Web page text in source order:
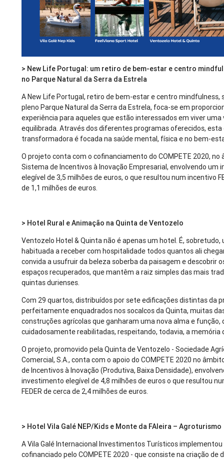
> New Life Portugal: um retiro de bem-estar e centro
no Parque Natural da Serra da Estrela
A New Life Portugal, retiro de bem-estar e centro mindfulness,
pleno Parque Natural da Serra da Estrela, foca-se em
experiência para aqueles que estão interessados em viver uma
equilibrada. Através dos diferentes programas oferecidos, esta
transformadora é focada na saúde mental, física e no bem-
O projeto conta com o cofinanciamento do COMPETE 2020, no
Sistema de Incentivos à Inovação Empresarial, envolvendo um
elegível de 3,5 milhões de euros, o que resultou num incentivo
de 1,1 milhões de euros.
> Hotel Rural e Animação na Quinta de Ventozelo
Ventozelo Hotel & Quinta não é apenas um hotel. É, sobretudo,
habituada a receber com hospitalidade todos quantos ali
convida a usufruir da beleza soberba da paisagem e descobrir
espaços recuperados, que mantêm a raiz simples das mais
quintas durienses.
Com 29 quartos, distribuídos por sete edificações distintas da
perfeitamente enquadrados nos socalcos da Quinta, muitas
construções agrícolas que ganharam uma nova alma e função,
cuidadosamente reabilitadas, respeitando, todavia, a memória
O projeto, promovido pela Quinta de Ventozelo - Sociedade
Comercial, S.A., conta com o apoio do COMPETE 2020 no
de Incentivos à Inovação (Produtiva, Baixa Densidade),
investimento elegível de 4,8 milhões de euros o que resultou
FEDER de cerca de 2,4 milhões de euros.
> Hotel Vila Galé NEP/Kids e Monte da FAleira – Agroturismo
A Vila Galé Internacional Investimentos Turísticos
cofinanciado pelo COMPETE 2020 - que consiste na criação de